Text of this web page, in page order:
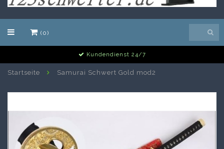
(0)
Alle Schwerter auf Lager
Startseite Samurai Schwert Gold mod2